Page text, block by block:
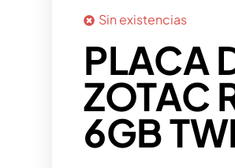
Sin existencias
PLACA
ZOTAC
6GB